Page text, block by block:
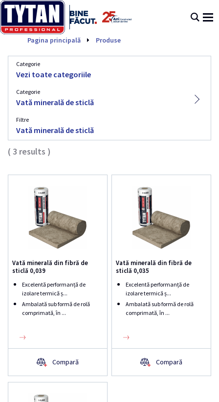
Pagina principală Produse
Categorie
Vezi toate categoriile
Categorie
Vată minerală de sticlă
Filtre
Vată minerală de sticlă
( 3 results )
Vată minerală din fibră de
sticlă 0,039
Excelentă performanță de
izolare termică ș...
Ambalată sub formă de rolă
comprimată, în ...
Compară
Vată minerală din fibră de
sticlă 0,035
Excelentă performanță de
izolare termică ș...
Ambalată sub formă de rolă
comprimată, în ...
Compară